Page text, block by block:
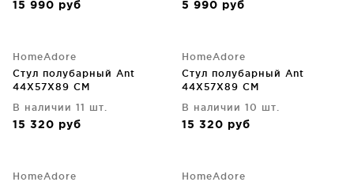
15 990 руб 5 990 руб
HomeAdore
Стул полубарный Ant
44X57X89 CM
В наличии 11 шт.
15 320 руб
HomeAdore
Стул полубарный Ant
44X57X89 CM
В наличии 10 шт.
15 320 руб
HomeAdore
HomeAdore